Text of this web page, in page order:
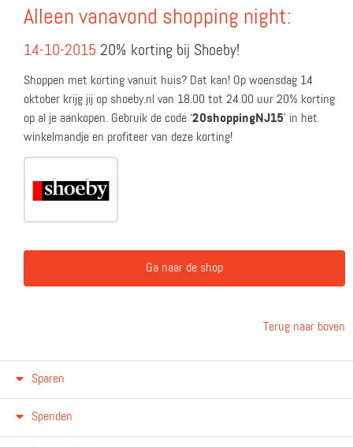
Alleen vanavond shopping night:
14-10-2015 20% korting bij Shoeby!
Shoppen met korting vanuit huis? Dat kan! Op woensdag 14
oktober krijg jij op shoeby.nl van 18.00 tot 24.00 uur 20% korting
op al je aankopen. Gebruik de code ‘20shoppingNJ15’ in het
winkelmandje en profiteer van deze korting!
Ga naar de shop
Terug naar boven
Sparen
Spenden